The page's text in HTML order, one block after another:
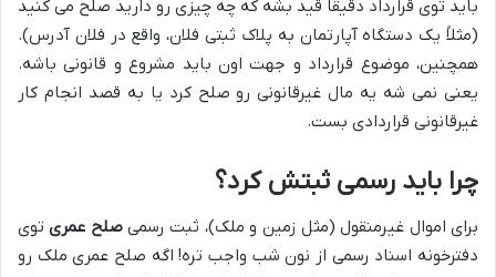
باید توی قرارداد دقیقاً قید بشه که چه چیزی رو دارید صلح می کنید
(مثلاً یک دستگاه آپارتمان به پلاک ثبتی فلان، واقع در فلان آدرس).
همچنین، موضوع قرارداد و جهت اون باید مشروع و قانونی باشه.
یعنی نمی شه یه مال غیرقانونی رو صلح کرد یا به قصد انجام کار
غیرقانونی قراردادی بست.
چرا باید رسمی ثبتش کرد؟
برای اموال غیرمنقول (مثل زمین و ملک)، ثبت رسمیصلح عمریتوی
دفترخونه اسناد رسمی از نون شب واجب تره! اگه صلح عمری ملک رو